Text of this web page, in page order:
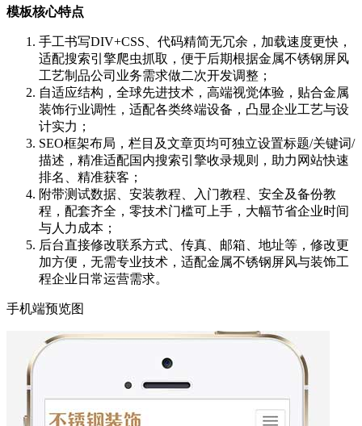
模板核心特点
手工书写DIV+CSS、代码精简无冗余，加载速度更快，
适配搜索引擎爬虫抓取，便于后期根据金属不锈钢屏风
工艺制品公司业务需求做二次开发调整；
自适应结构，全球先进技术，高端视觉体验，贴合金属
装饰行业调性，适配各类终端设备，凸显企业工艺与设
计实力；
SEO框架布局，栏目及文章页均可独立设置标题/关键词/
描述，精准适配国内搜索引擎收录规则，助力网站快速
排名、精准获客；
附带测试数据、安装教程、入门教程、安全及备份教
程，配套齐全，零技术门槛可上手，大幅节省企业时间
与人力成本；
后台直接修改联系方式、传真、邮箱、地址等，修改更
加方便，无需专业技术，适配金属不锈钢屏风与装饰工
程企业日常运营需求。
手机端预览图